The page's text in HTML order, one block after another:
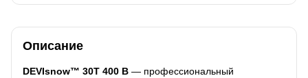
Описание
DEVIsnow™ 30T 400 В — профессиональный